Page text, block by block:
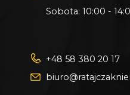
Sobota: 10:00 -
+48 58 380 20 17